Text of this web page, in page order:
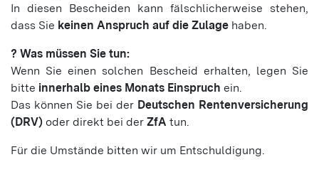
In diesen Bescheiden kann fälschlicherweise stehen,
dass Sie keinen Anspruch auf die Zulage haben.
? Was müssen Sie tun:
Wenn Sie einen solchen Bescheid erhalten, legen Sie
bitte innerhalb eines Monats Einspruch ein.
Das können Sie bei der Deutschen Rentenversicherung
(DRV) oder direkt bei der ZfA tun.
Für die Umstände bitten wir um Entschuldigung.